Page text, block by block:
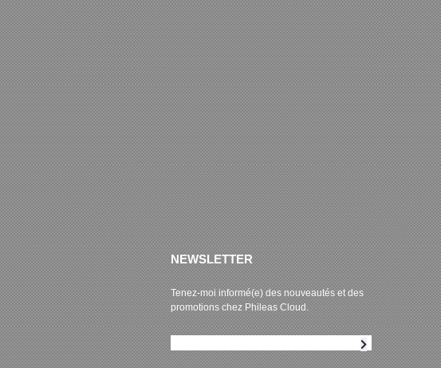
NEWSLETTER
Tenez-moi informé(e) des nouveautés et des
promotions chez Phileas Cloud.
Abonnement à la newsletter